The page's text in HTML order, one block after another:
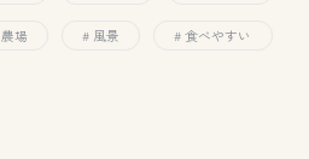
農場 風景 食べやすい